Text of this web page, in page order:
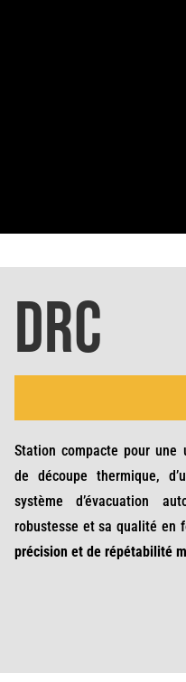
DRC
Station compacte pour une
de découpe thermique,
système d’évacuation
robustesse et sa qualité
précision et de répétabilité